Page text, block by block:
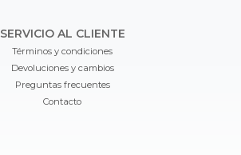
SERVICIO AL CLIENTE
Términos y condiciones
Devoluciones y cambios
Preguntas frecuentes
Contacto